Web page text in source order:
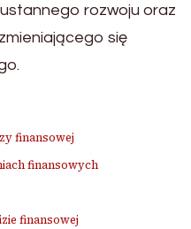
rozwoju oraz
się
finansowej
finansowych
finansowej